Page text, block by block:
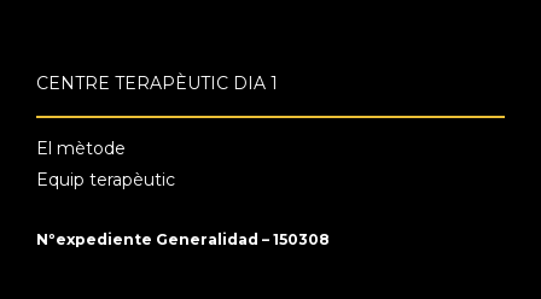
CENTRE TERAPÈUTIC DIA 1
El mètode
Equip terapèutic
Nºexpediente Generalidad – 150308